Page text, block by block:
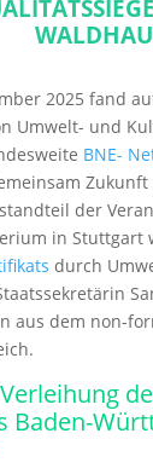
2025 fand
Umwelt- und
BNE-
Zukunft
der
in Stuttgart
durch
aus dem non-
Baden-